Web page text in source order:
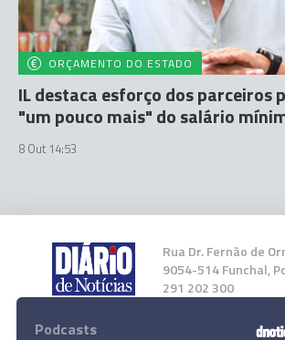
ORÇAMENTO DO ESTADO
IL destaca esforço dos parceiros
"um pouco mais" do salário
8 Out 14:53
Rua Dr. Fernão de
9054-514 Funchal,
291 202 300
Instale a nossa App
Podcasts